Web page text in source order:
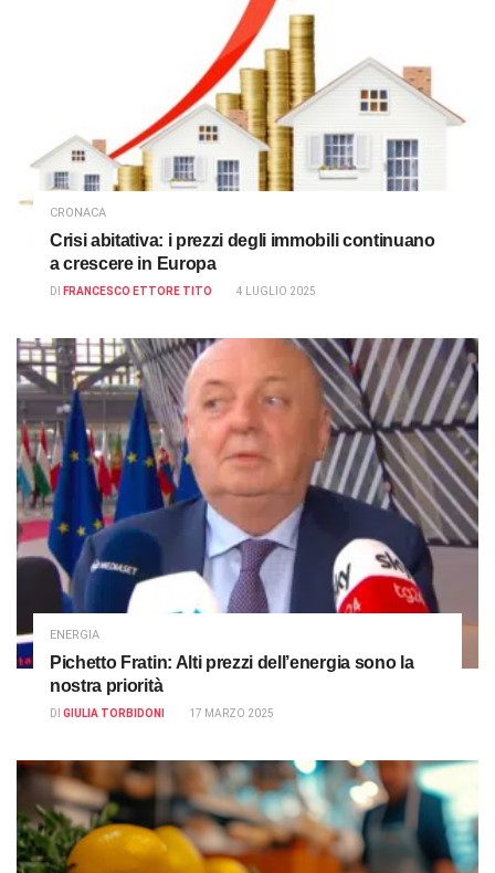
CRONACA
Crisi abitativa: i prezzi degli immobili continuano
a crescere in Europa
DI FRANCESCO ETTORE TITO 4 LUGLIO 2025
ENERGIA
Pichetto Fratin: Alti prezzi dell’energia sono la
nostra priorità
DI GIULIA TORBIDONI 17 MARZO 2025